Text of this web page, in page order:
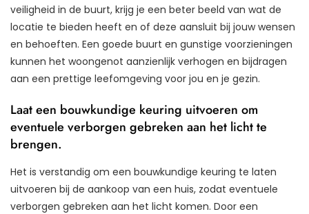
veiligheid in de buurt, krijg je een beter beeld van wat de
locatie te bieden heeft en of deze aansluit bij jouw wensen
en behoeften. Een goede buurt en gunstige voorzieningen
kunnen het woongenot aanzienlijk verhogen en bijdragen
aan een prettige leefomgeving voor jou en je gezin.
Laat een bouwkundige keuring uitvoeren om
eventuele verborgen gebreken aan het licht te
brengen.
Het is verstandig om een bouwkundige keuring te laten
uitvoeren bij de aankoop van een huis, zodat eventuele
verborgen gebreken aan het licht komen. Door een